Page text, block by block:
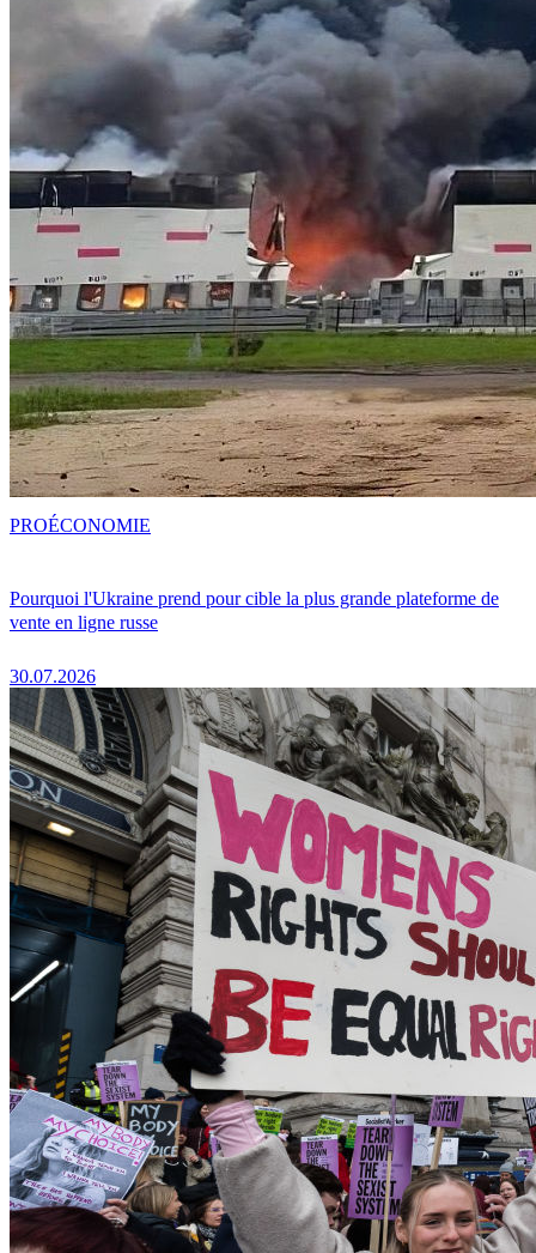
Pourquoi l'Ukraine prend pour cible la plus grande plateforme de
vente en ligne russe
30.07.2026
PROÉCONOMIE